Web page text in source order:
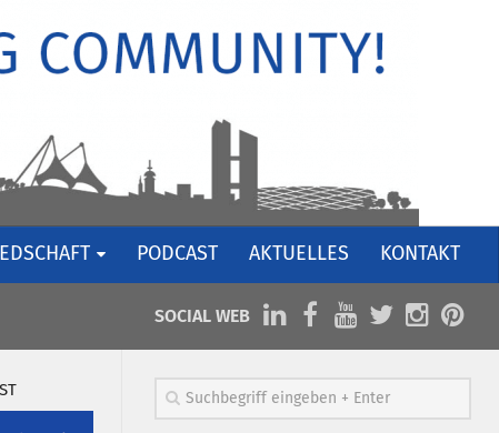
PODCAST AKTUELLES KONTAKT
SOCIAL WEB